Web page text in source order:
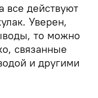
все действуют
Уверен,
то можно
связанные
и другими